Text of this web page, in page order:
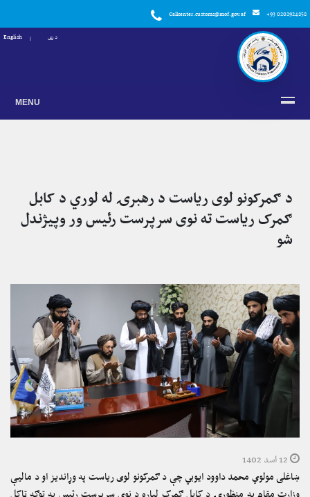
Callcenter.customs@mof.gov.af +93 0202924858
دری English
MENU
د ګمرکونو لوی ریاست د رهبرۍ له لوري د کابل
ګمرک ریاست ته نوی سرپرست رئیس ور وپیژندل
شو
ښاغلی مولوي محمد داوود ایوبي چې د ګمرکونو لوی ریاست په وړاندیز او د مالیې
وزارت مقام په منظورۍ د کابل ګمرک لپاره د نوي سرپرست رئیس په توګه ټاکل